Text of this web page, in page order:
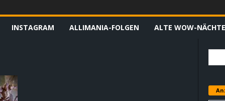
INSTAGRAM ALLIMANIA-FOLGEN ALTE WOW-NÄCHTE